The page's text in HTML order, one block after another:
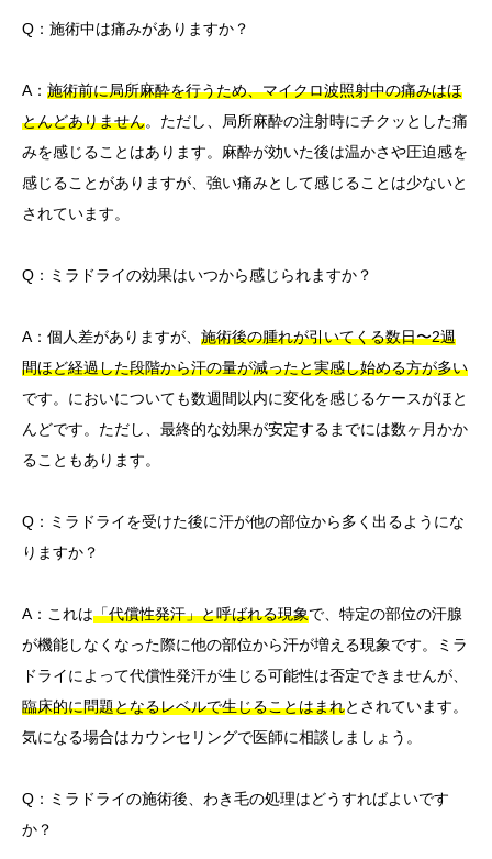
Q：施術中は痛みがありますか？
A： 施術前に局所麻酔を行うため、マイクロ波照射中の痛みはほ
とんどありません。ただし、局所麻酔の注射時にチクッとした痛
みを感じることはあります。麻酔が効いた後は温かさや圧迫感を
感じることがありますが、強い痛みとして感じることは少ないと
されています。
Q：ミラドライの効果はいつから感じられますか？
A：個人差がありますが、 施術後の腫れが引いてくる数日〜2週
間ほど経過した段階から汗の量が減ったと実感し始める方が多い
です。においについても数週間以内に変化を感じるケースがほと
んどです。ただし、最終的な効果が安定するまでには数ヶ月かか
ることもあります。
Q：ミラドライを受けた後に汗が他の部位から多く出るようにな
りますか？
A：これは「代償性発汗」と呼ばれる現象で、特定の部位の汗腺
が機能しなくなった際に他の部位から汗が増える現象です。ミラ
ドライによって代償性発汗が生じる可能性は否定できませんが、
臨床的に問題となるレベルで生じることはまれとされています。
気になる場合はカウンセリングで医師に相談しましょう。
Q：ミラドライの施術後、わき毛の処理はどうすればよいです
か？